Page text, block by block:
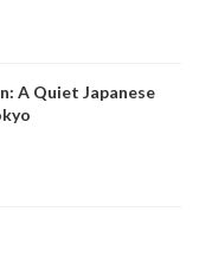
A Quiet Japanese